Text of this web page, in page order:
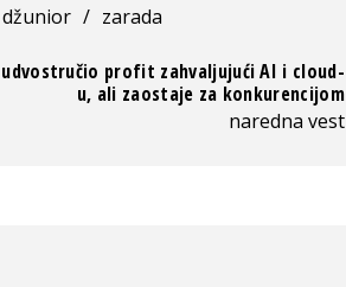
/ zarada
udvostručio profit zahvaljujući AI i cloud-
u, ali zaostaje za konkurencijom
naredna vest